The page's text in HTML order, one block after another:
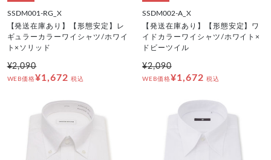
SSDM001-RG_X
【発送在庫あり】【形態安定】レ
ギュラーカラーワイシャツ/ホワイ
ト×ソリッド
¥2,090
WEB価格¥1,672 税込
SSDM002-A_X
【発送在庫あり】【形態安定】ワ
イドカラーワイシャツ/ホワイト×
ドビーツイル
¥2,090
WEB価格¥1,672 税込